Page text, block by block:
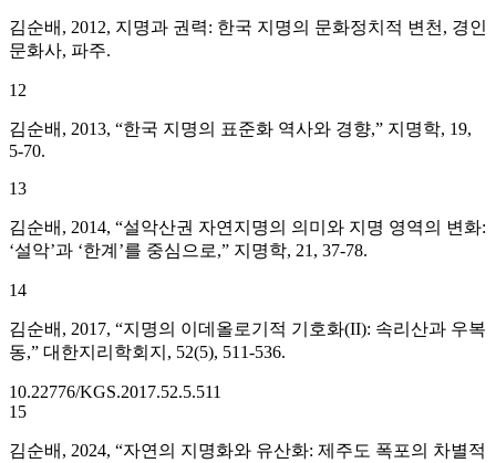
김순배, 2012, 지명과 권력: 한국 지명의 문화정치적 변천, 경인
문화사, 파주.
12
김순배, 2013, “한국 지명의 표준화 역사와 경향,” 지명학, 19,
5-70.
13
김순배, 2014, “설악산권 자연지명의 의미와 지명 영역의 변화:
‘설악’과 ‘한계’를 중심으로,” 지명학, 21, 37-78.
14
김순배, 2017, “지명의 이데올로기적 기호화(II): 속리산과 우복
동,” 대한지리학회지, 52(5), 511-536.
10.22776/KGS.2017.52.5.511
15
김순배, 2024, “자연의 지명화와 유산화: 제주도 폭포의 차별적